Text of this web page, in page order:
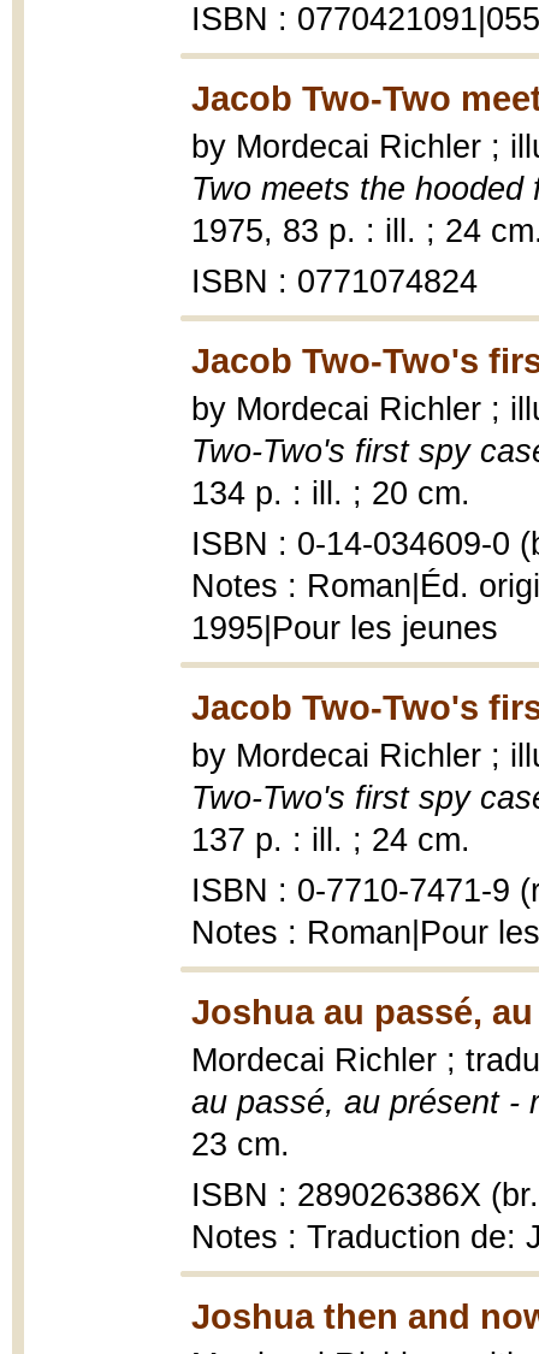
ISBN :
Jacob Two-Two
by Mordecai Richler ;
Two meets the hooded
1975, 83 p. : ill. ; 24
ISBN : 0771074824
Jacob Two-Two's
by Mordecai Richler ;
Two-Two's first spy
134 p. : ill. ; 20 cm.
ISBN : 0-14-034609-0
Notes : Roman|Éd.
1995|Pour les jeunes
Jacob Two-Two's
by Mordecai Richler ;
Two-Two's first spy
137 p. : ill. ; 24 cm.
ISBN : 0-7710-7471-9
Notes : Roman|Pour
Joshua au passé,
Mordecai Richler ;
au passé, au présent -
23 cm.
ISBN : 289026386X
Notes : Traduction de:
Joshua then and